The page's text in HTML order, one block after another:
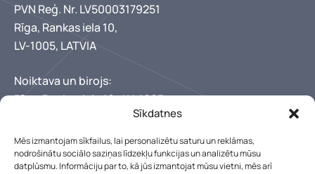
Sīkdatnes
Mēs izmantojam sīkfailus, lai personalizētu saturu un reklāmas,
nodrošinātu sociālo saziņas līdzekļu funkcijas un analizētu mūsu
datplūsmu. Informāciju par to, kā jūs izmantojat mūsu vietni, mēs arī
PVN Reģ. Nr. LV50003179251
Rīga, Rankas iela 10,
LV-1005, LATVIA
Noiktava un birojs:
Rīga, Rankas iela 10,, LV-1005
+371 29150222
lebens@lebens.lv